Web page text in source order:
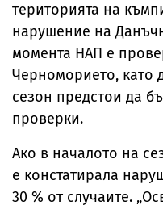
територията на
нарушение на
момента НАП е
Черноморието, като
сезон предстои да
проверки.
Ако в началото на
е констатирала
30 % от случаите.